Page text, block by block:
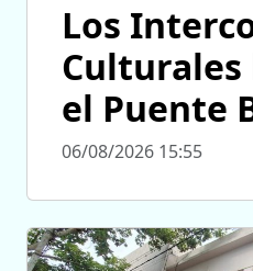
Los
el Puente
06/08/2026 15:55